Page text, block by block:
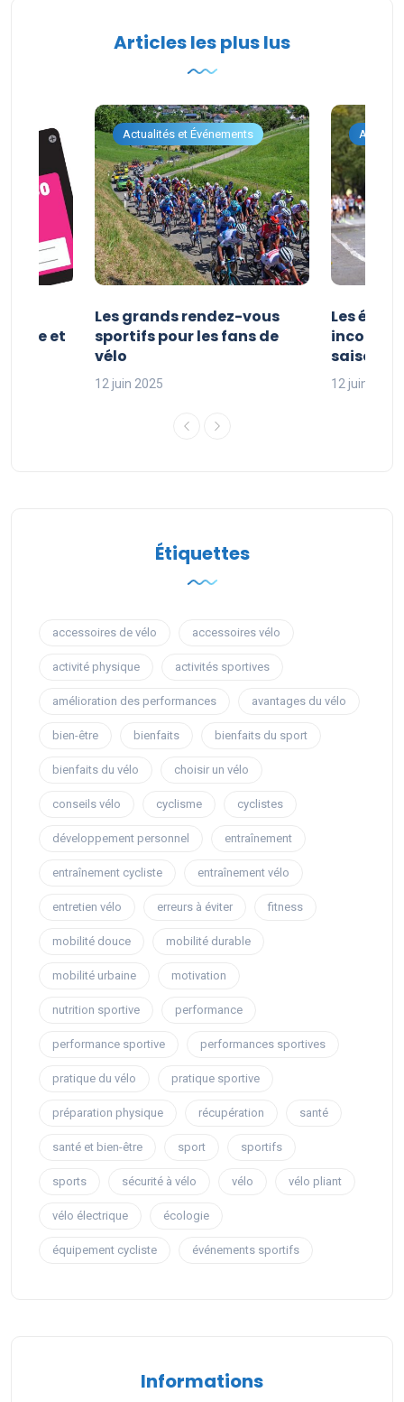
Articles les plus lus
et
Actualités et Événements
Les grands rendez-vous
sportifs pour les fans de
vélo
12 juin 2025
Les
saison
12 juin 2025
Étiquettes
accessoires de vélo accessoires vélo
activité physique activités sportives
amélioration des performances avantages du vélo
bien-être bienfaits bienfaits du sport
bienfaits du vélo choisir un vélo
conseils vélo cyclisme cyclistes
développement personnel entraînement
entraînement cycliste entraînement vélo
entretien vélo erreurs à éviter fitness
mobilité douce mobilité durable
mobilité urbaine motivation
nutrition sportive performance
performance sportive performances sportives
pratique du vélo pratique sportive
préparation physique récupération santé
santé et bien-être sport sportifs
sports sécurité à vélo vélo vélo pliant
vélo électrique écologie
équipement cycliste événements sportifs
Informations